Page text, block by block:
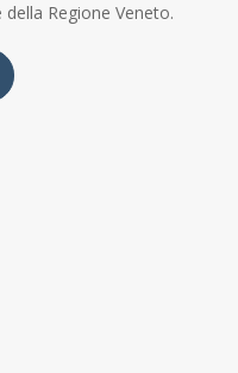
Regione Veneto.